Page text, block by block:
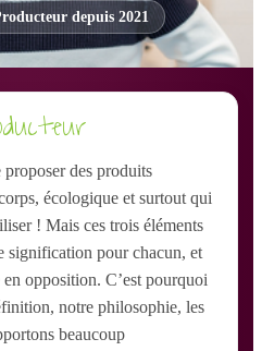
depuis 2021
des produits
écologique et surtout qui
! Mais ces trois éléments
signification pour chacun, et
opposition. C’est pourquoi
notre philosophie, les
beaucoup